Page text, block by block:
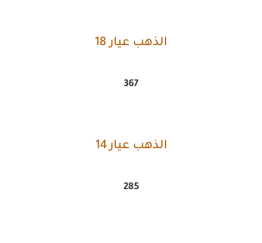
الذهب عيار 18
367
الذهب عيار 14
285